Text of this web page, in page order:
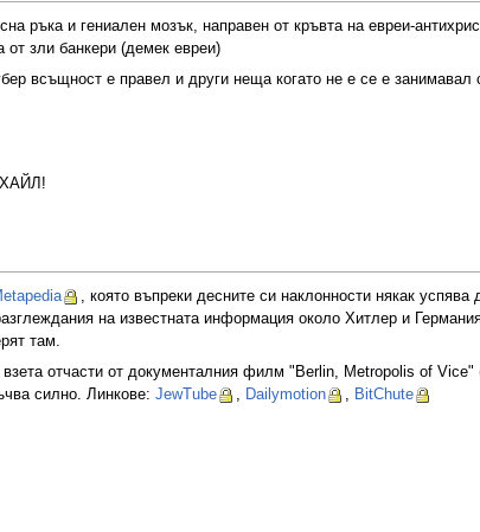
ръка и гениален мозък, направен от кръвта на евреи-
от зли банкери (демек евреи)
всъщност е правел и други неща когато не е се е занимавал
, която въпреки десните си наклонности някак
на известната информация около Хитлер и
там.
отчасти от документалния филм "Berlin, Metropolis of Vice"
силно. Линкове: JewTube Dailymotion BitChute